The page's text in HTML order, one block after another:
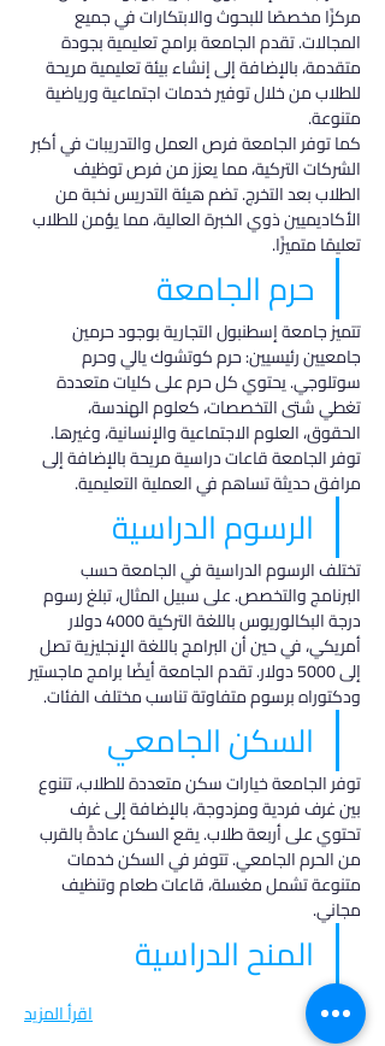
مركزًا مخصصًا للبحوث والابتكارات في جميع
المجالات. تقدم الجامعة برامج تعليمية بجودة
متقدمة، بالإضافة إلى إنشاء بيئة تعليمية مريحة
للطلاب من خلال توفير خدمات اجتماعية ورياضية
متنوعة.
كما توفر الجامعة فرص العمل والتدريبات في أكبر
الشركات التركية، مما يعزز من فرص توظيف
الطلاب بعد التخرج. تضم هيئة التدريس نخبة من
الأكاديميين ذوي الخبرة العالية، مما يؤمن للطلاب
تعليمًا متميزًا.
حرم الجامعة
تتميز جامعة إسطنبول التجارية بوجود حرمين
جامعيين رئيسيين: حرم كوتشوك يالي وحرم
سوتلوجي. يحتوي كل حرم على كليات متعددة
تغطي شتى التخصصات، كعلوم الهندسة،
الحقوق، العلوم الاجتماعية والإنسانية، وغيرها.
توفر الجامعة قاعات دراسية مريحة بالإضافة إلى
مرافق حديثة تساهم في العملية التعليمية.
الرسوم الدراسية
تختلف الرسوم الدراسية في الجامعة حسب
البرنامج والتخصص. على سبيل المثال، تبلغ رسوم
درجة البكالوريوس باللغة التركية 4000 دولار
أمريكي، في حين أن البرامج باللغة الإنجليزية تصل
إلى 5000 دولار. تقدم الجامعة أيضًا برامج ماجستير
ودكتوراه برسوم متفاوتة تناسب مختلف الفئات.
السكن الجامعي
توفر الجامعة خيارات سكن متعددة للطلاب، تتنوع
بين غرف فردية ومزدوجة، بالإضافة إلى غرف
تحتوي على أربعة طلاب. يقع السكن عادةً بالقرب
من الحرم الجامعي. تتوفر في السكن خدمات
متنوعة تشمل مغسلة، قاعات طعام وتنظيف
مجاني.
المنح الدراسية
اقرأ المزيد